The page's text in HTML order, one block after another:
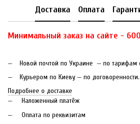
Доставка Оплата
Минимальный заказ на сайте -
Новой почтой по Украине — по тарифам
Курьером по Киеву — по договоренности.
Подробнее о доставке
Наложенный платёж
Оплата по реквизитам